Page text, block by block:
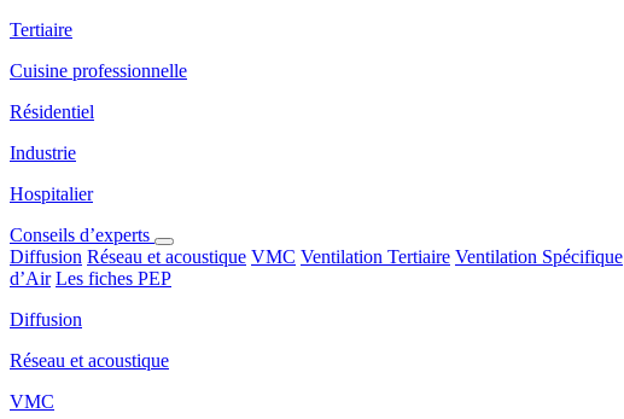
Tertiaire
Cuisine professionnelle
Résidentiel
Industrie
Hospitalier
Conseils d’experts
Diffusion Réseau et acoustique VMC Ventilation Tertiaire Ventilation Spécifique
d’Air Les fiches PEP
Diffusion
Réseau et acoustique
VMC